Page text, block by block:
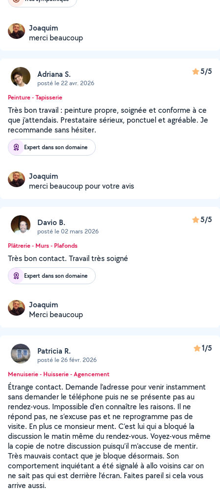
Joaquim
merci beaucoup
Adriana S.
posté le 22 avr. 2026
5/5
Peinture - Tapisserie
Très bon travail : peinture propre, soignée et conforme à ce
que j’attendais. Prestataire sérieux, ponctuel et agréable. Je
recommande sans hésiter.
Expert dans son domaine
Joaquim
merci beaucoup pour votre avis
Davio B.
posté le 02 mars 2026
5/5
Plâtrerie - Murs - Plafonds
Très bon contact. Travail très soigné
Expert dans son domaine
Joaquim
Merci beaucoup
Patricia R.
posté le 26 févr. 2026
1/5
Menuiserie - Huisserie - Agencement
Étrange contact. Demande l’adresse pour venir instamment
sans demander le téléphone puis ne se présente pas au
rendez-vous. Impossible d’en connaître les raisons. Il ne
répond pas, ne s’excuse pas et ne reprogramme pas de
visite. En plus ce monsieur ment. C’est lui qui a bloqué la
discussion le matin même du rendez-vous. Voyez-vous même
la copie de notre discussion puisqu’il m’accuse de mentir.
Très mauvais contact que je bloque désormais. Son
comportement inquiétant a été signalé à allo voisins car on
ne sait pas qui est derrière l’écran. Faites pareil si cela vous
arrive aussi.